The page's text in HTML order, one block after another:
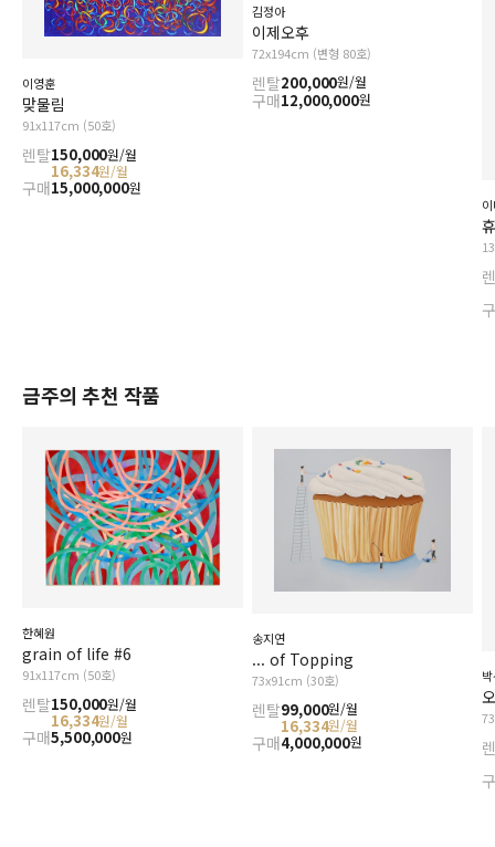
이영훈
맞물림
91x117cm (50호)
렌탈150,000원/월
16,334원/월
구매15,000,000원
김정아
이제오후
72x194cm (변형 80호)
렌탈200,000원/월
구매12,000,000원
금주의 추천 작품
한혜원
grain of life #6
91x117cm (50호)
렌탈150,000원/월
16,334원/월
구매5,500,000원
송지연
... of Topping
73x91cm (30호)
렌탈99,000원/월
16,334원/월
구매4,000,000원